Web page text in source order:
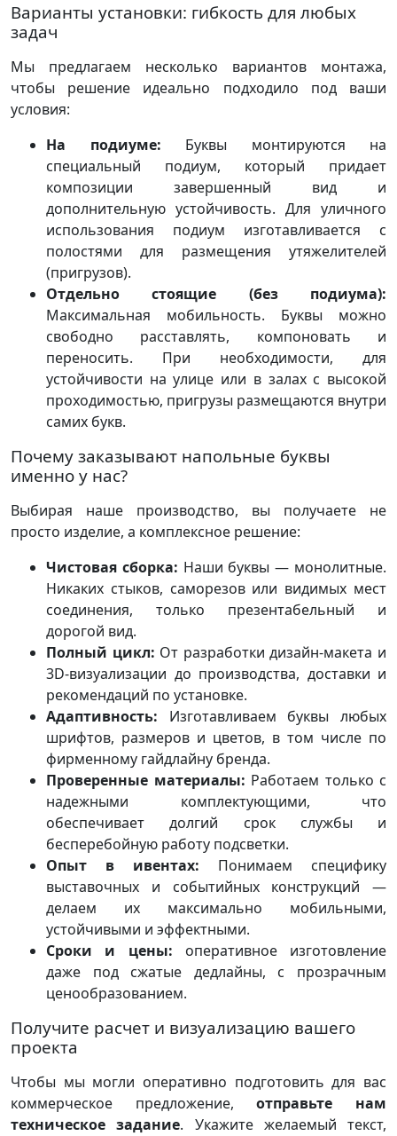
Варианты установки: гибкость для любых
задач
Мы предлагаем несколько вариантов монтажа,
чтобы решение идеально подходило под ваши
условия:
На подиуме: Буквы монтируются на
специальный подиум, который придает
композиции завершенный вид и
дополнительную устойчивость. Для уличного
использования подиум изготавливается с
полостями для размещения утяжелителей
(пригрузов).
Отдельно стоящие (без подиума):
Максимальная мобильность. Буквы можно
свободно расставлять, компоновать и
переносить. При необходимости, для
устойчивости на улице или в залах с высокой
проходимостью, пригрузы размещаются внутри
самих букв.
Почему заказывают напольные буквы
именно у нас?
Выбирая наше производство, вы получаете не
просто изделие, а комплексное решение:
Чистовая сборка: Наши буквы — монолитные.
Никаких стыков, саморезов или видимых мест
соединения, только презентабельный и
дорогой вид.
Полный цикл: От разработки дизайн-макета и
3D-визуализации до производства, доставки и
рекомендаций по установке.
Адаптивность: Изготавливаем буквы любых
шрифтов, размеров и цветов, в том числе по
фирменному гайдлайну бренда.
Проверенные материалы: Работаем только с
надежными комплектующими, что
обеспечивает долгий срок службы и
бесперебойную работу подсветки.
Опыт в ивентах: Понимаем специфику
выставочных и событийных конструкций —
делаем их максимально мобильными,
устойчивыми и эффектными.
Сроки и цены: оперативное изготовление
даже под сжатые дедлайны, с прозрачным
ценообразованием.
Получите расчет и визуализацию вашего
проекта
Чтобы мы могли оперативно подготовить для вас
коммерческое предложение,отправьте нам
техническое задание. Укажите желаемый текст,